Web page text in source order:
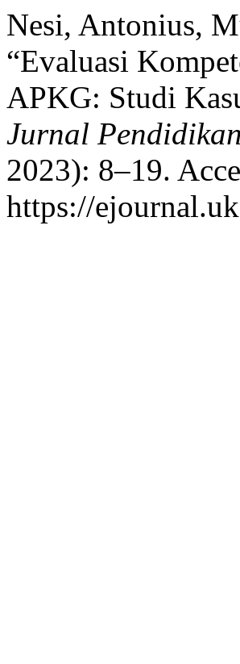
Nesi, Antonius,
“Evaluasi
APKG: Studi
Jurnal
2023): 8–19.
https://